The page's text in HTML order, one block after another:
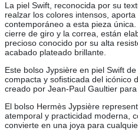
La piel Swift, reconocida por su
realzar los colores intensos,
contemporáneo a esta pieza
cierre de giro y la correa, están
precioso conocido por su alta
acabado plateado brillante.
Este bolso Jypsière en piel Swift
compacta y sofisticada del icónico
creado por Jean-Paul Gaultier
El bolso Hermès Jypsière
atemporal y practicidad moderna,
convierte en una joya para